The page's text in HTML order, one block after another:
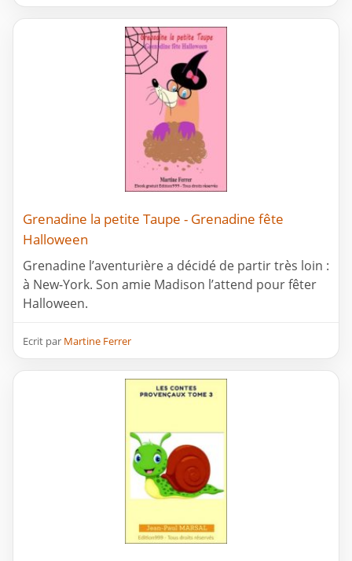
Grenadine la petite Taupe - Grenadine fête
Halloween
Grenadine l’aventurière a décidé de partir très loin :
à New-York. Son amie Madison l’attend pour fêter
Halloween.
Ecrit par Martine Ferrer